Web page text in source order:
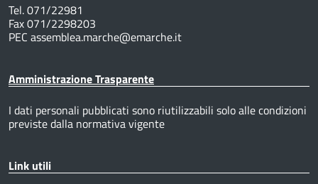
Tel. 071/22981
Fax 071/2298203
PEC assemblea.marche@emarche.it
Amministrazione Trasparente
I dati personali pubblicati sono riutilizzabili solo alle condizioni
previste dalla normativa vigente
Link utili